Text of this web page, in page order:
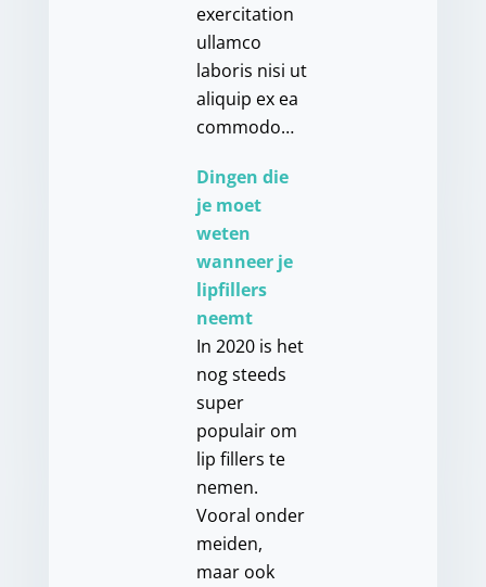
exercitation
ullamco
laboris nisi ut
aliquip ex ea
commodo…
Dingen die
je moet
weten
wanneer je
lipfillers
neemt
In 2020 is het
nog steeds
super
populair om
lip fillers te
nemen.
Vooral onder
meiden,
maar ook